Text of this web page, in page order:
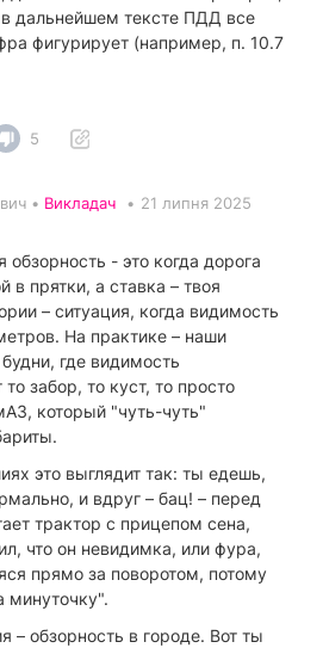
дальнейшем тексте ПДД все
фигурирует (например, п. 10.7
5
• Викладач • 21 липня 2025
обзорность - это когда дорога
в прятки, а ставка – твоя
– ситуация, когда видимость
На практике – наши
где видимость
то забор, то куст, то просто
который "чуть-чуть"
это выглядит так: ты едешь,
и вдруг – бац! – перед
трактор с прицепом сена,
что он невидимка, или фура,
прямо за поворотом, потому
минуточку".
– обзорность в городе. Вот ты